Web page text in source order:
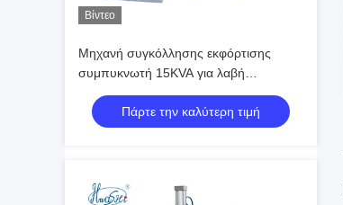
Βίντεο
Μηχανή συγκόλλησης εκφόρτισης
συμπυκνωτή 15KVA για λαβή
κατσαρόλας SS
Πάρτε την καλύτερη τιμή